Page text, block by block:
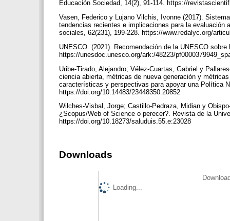
Educación Sociedad, 14(2), 91-114. https://
Vasen, Federico y Lujano Vilchis, Ivonne (2017).
tendencias recientes e implicaciones para la
sociales, 62(231), 199-228. https://www.redalyc.org/
UNESCO. (2021). Recomendación de la UNESCO sobre
https://unesdoc.unesco.org/ark:/48223/
Uribe-Tirado, Alejandro; Vélez-Cuartas, Gabriel y
ciencia abierta, métricas de nueva generación y
características y perspectivas para apoyar una Política
https://doi.org/10.14483/23448350.20852
Wilches-Visbal, Jorge; Castillo-Pedraza, Midian y
¿Scopus/Web of Science o perecer?. Revista de la
https://doi.org/10.18273/saluduis.55.e:23028
Downloads
Loading...